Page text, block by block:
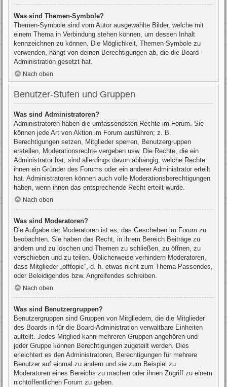
Was sind Themen-Symbole?
Themen-Symbole sind vom Autor ausgewählte Bilder, welche mit
einem Thema in Verbindung stehen können, um dessen Inhalt
kennzeichnen zu können. Die Möglichkeit, Themen-Symbole zu
verwenden, hängt von deinen Berechtigungen ab, die die Board-
Administration gesetzt hat.
Nach oben
Benutzer-Stufen und Gruppen
Was sind Administratoren?
Administratoren haben die umfassendsten Rechte im Forum. Sie
können jede Art von Aktion im Forum ausführen; z. B.
Berechtigungen setzen, Mitglieder sperren, Benutzergruppen
erstellen, Moderationsrechte vergeben usw. Die Rechte, die ein
Administrator hat, sind allerdings davon abhängig, welche Rechte
ihnen ein Gründer des Forums oder ein anderer Administrator erteilt
hat. Administratoren können auch volle Moderationsberechtigungen
haben, wenn ihnen das entsprechende Recht erteilt wurde.
Nach oben
Was sind Moderatoren?
Die Aufgabe der Moderatoren ist es, das Geschehen im Forum zu
beobachten. Sie haben das Recht, in ihrem Bereich Beiträge zu
ändern und zu löschen und Themen zu schließen, zu öffnen, zu
verschieben und zu teilen. Üblicherweise verhindern Moderatoren,
dass Mitglieder „offtopic“, d. h. etwas nicht zum Thema Passendes,
oder Beleidigendes bzw. Angreifendes schreiben.
Nach oben
Was sind Benutzergruppen?
Benutzergruppen sind Gruppen von Mitgliedern, die die Mitglieder
des Boards in für die Board-Administration verwaltbare Einheiten
aufteilt. Jedes Mitglied kann mehreren Gruppen angehören und
jeder Gruppe können Berechtigungen zugeteilt werden. Dies
erleichtert es den Administratoren, Berechtigungen für mehrere
Benutzer auf einmal zu ändern und sie zum Beispiel zu
Moderatoren eines Bereichs zu machen oder ihnen Zugriff zu einem
nichtöffentlichen Forum zu geben.